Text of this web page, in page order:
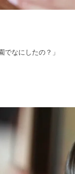
でなにしたの？」